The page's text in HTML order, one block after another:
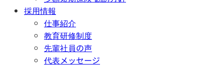
採用情報
仕事紹介
教育研修制度
先輩社員の声
代表メッセージ